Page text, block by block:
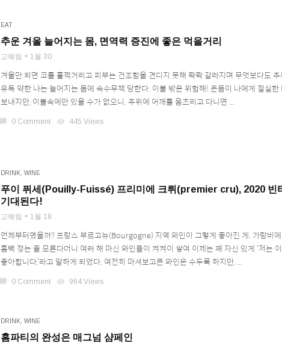
EAT
추운 겨울 늘어지는 몸, 면역력 증진에 좋은 먹을거리
고혜림 1월 30
겨울만 되면 코를 훌쩍거리고 피부는 건조함을 견디지 못해 쫙쫙 갈라지며 무엇보다도 추
유독 약한 나는 늘어지는 몸에 속수무책 당한다. 이불 밖은 위험해! 온몸이 나에게 절실한
보내지만, 이불속에만 있을 수가 없으니. 추위에 어깨를 움츠리고 다니면 ...
chat_bubble 0 Comment visibility 445 Views
DRINK WINE
푸이 퓌세(Pouilly-Fuissé) 프리미에 크뤼(premier cru), 2020 빈
기대된다!
고혜림 1월 18
언제부터였을까? 프랑스 부르고뉴(Bourgogne) 지역 와인이 그렇게 좋아진 게. 가랑비에
흠뻑 젖는 줄 모른다더니 여러 해 마신 와인들이 켜켜이 쌓여 이제는 꽤 자신 있게 ‘저는
좋아합니다.’라고 말하게 되었다. 여전히 마셔보고픈 와인은 수두룩 하지만, ...
chat_bubble 0 Comment visibility 964 Views
DRINK WINE
홈파티의 완성은 매그넘 샴페인